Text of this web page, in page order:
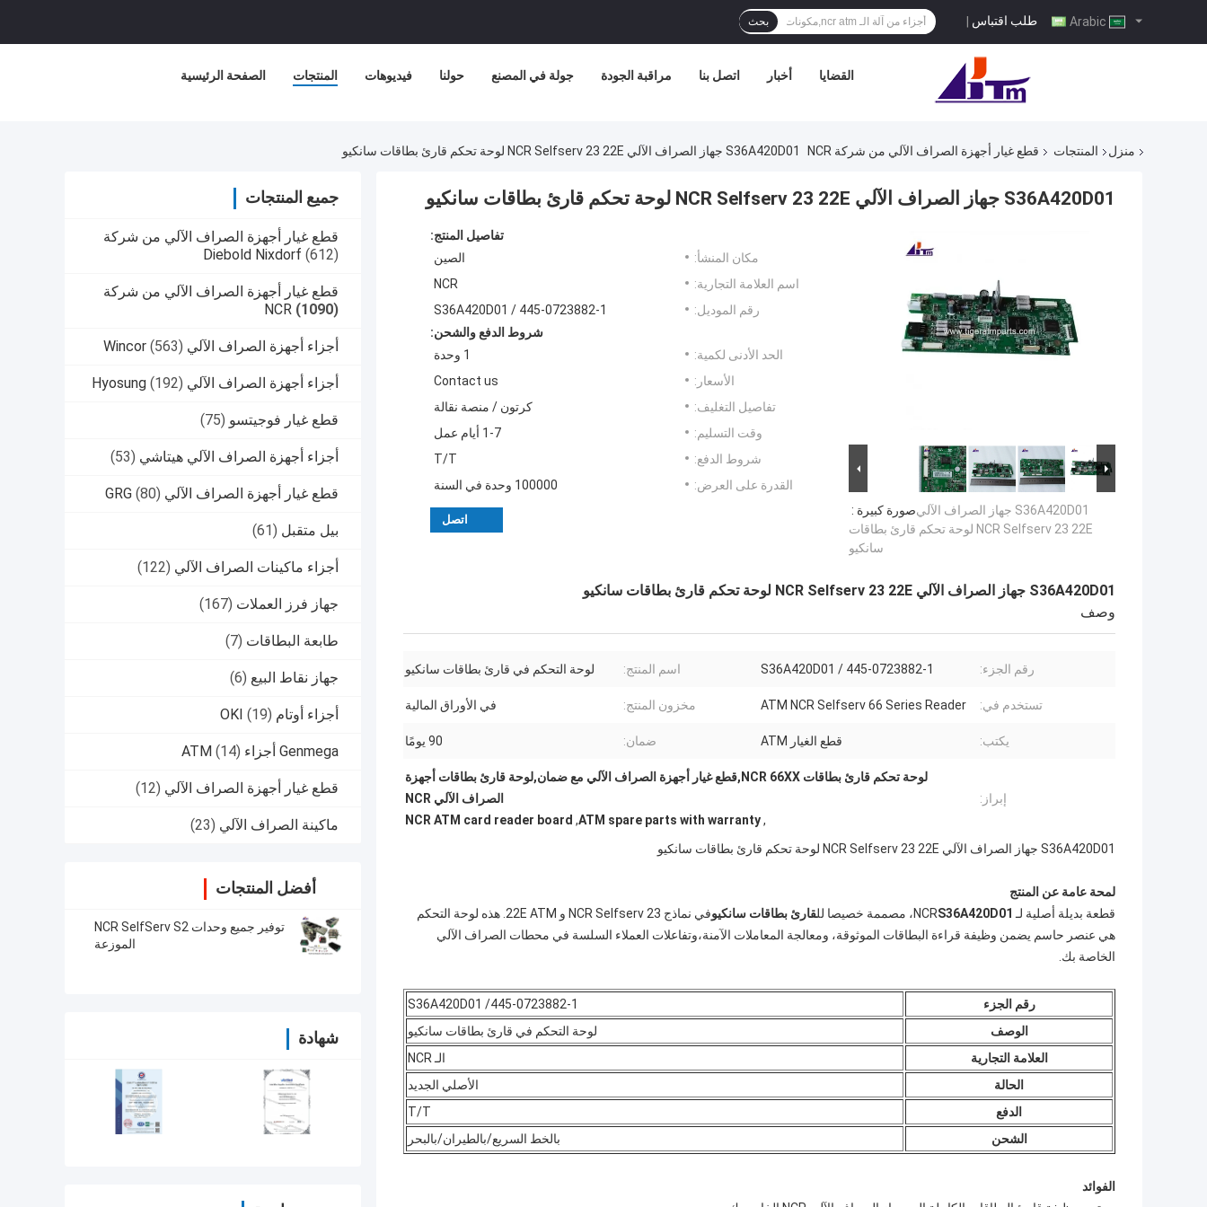
طلب اقتباس | بحث
الصفحة الرئيسية المنتجات فيديوهات حولنا جولة في المصنع مراقبة الجودة اتصل بنا أخبار القضايا
منزل المنتجات قطع غيار أجهزة الصراف الآلي من شركة NCR S36A420D01 جهاز الصراف الآلي NCR Selfserv 23 22E لوحة تحكم قارئ بطاقات سانكيو
جميع المنتجات
قطع غيار أجهزة الصراف الآلي من شركة
Diebold Nixdorf (612)
قطع غيار أجهزة الصراف الآلي من شركة
NCR (1090)
أجزاء أجهزة الصراف الآلي Wincor (563)
أجزاء أجهزة الصراف الآلي Hyosung (192)
قطع غيار فوجيتسو (75)
أجزاء أجهزة الصراف الآلي هيتاشي (53)
قطع غيار أجهزة الصراف الآلي GRG (80)
بيل متقبل (61)
أجزاء ماكينات الصراف الآلي (122)
جهاز فرز العملات (167)
طابعة البطاقات (7)
جهاز نقاط البيع (6)
أجزاء أوتام OKI (19)
Genmega أجزاء ATM (14)
قطع غيار أجهزة الصراف الآلي (12)
ماكينة الصراف الآلي (23)
أفضل المنتجات
توفير جميع وحدات NCR SelfServ S2
الموزعة
شهادة
S36A420D01 جهاز الصراف الآلي NCR Selfserv 23 22E لوحة تحكم قارئ بطاقات سانكيو
صورة كبيرة :S36A420D01 جهاز الصراف الآلي
NCR Selfserv 23 22E لوحة تحكم قارئ بطاقات
سانكيو
تفاصيل المنتج:
مكان المنشأ:
الصين
اسم العلامة التجارية:
NCR
رقم الموديل:
S36A420D01 / 445-0723882-1
شروط الدفع والشحن:
الحد الأدنى لكمية:
1 وحدة
الأسعار:
Contact us
تفاصيل التغليف:
كرتون / منصة نقالة
وقت التسليم:
1-7 أيام عمل
شروط الدفع:
T/T
القدرة على العرض:
100000 وحدة في السنة
اتصل
S36A420D01 جهاز الصراف الآلي NCR Selfserv 23 22E لوحة تحكم قارئ بطاقات سانكيو
وصف
رقم الجزء: S36A420D01 / 445-0723882-1 اسم المنتج: لوحة التحكم في قارئ بطاقات سانكيو
تستخدم في: ATM NCR Selfserv 66 Series Reader مخزون المنتج: في الأوراق المالية
يكتب: قطع الغيار ATM ضمان: 90 يومًا
إبراز:
لوحة تحكم قارئ بطاقات NCR 66XX,قطع غيار أجهزة الصراف الآلي مع ضمان,لوحة قارئ بطاقات أجهزة
الصراف الآلي NCR
,
ATM spare parts with warranty
,
NCR ATM card reader board
S36A420D01 جهاز الصراف الآلي NCR Selfserv 23 22E لوحة تحكم قارئ بطاقات سانكيو
لمحة عامة عن المنتج
قطعة بديلة أصلية لـ NCR S36A420D01 ، مصممة خصيصا للقارئ بطاقات سانكيو
في نماذج NCR Selfserv 23 و 22E ATM. هذه لوحة التحكم
هي عنصر حاسم يضمن وظيفة قراءة البطاقات الموثوقة، ومعالجة المعاملات الآمنة،وتفاعلات العملاء السلسة في محطات الصراف الآلي
الخاصة بك.
رقم الجزء S36A420D01 /445-0723882-1
الوصف
لوحة التحكم في قارئ بطاقات سانكيو
العلامة التجارية
الـ NCR
الحالة
الأصلي الجديد
الدفع
T/T
الشحن
بالخط السريع/بالطيران/بالبحر
الفوائد